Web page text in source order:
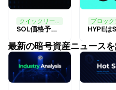
クイックリード ,市場予測
SOL価格予測：SOLはまもなく$300の壁に挑戦する見込み
最新の暗号資産ニュース